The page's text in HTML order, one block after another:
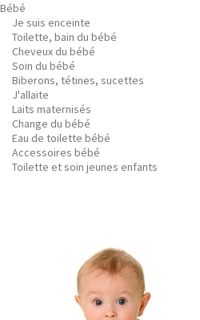
Bébé
Je suis enceinte
Toilette, bain du bébé
Cheveux du bébé
Soin du bébé
Biberons, tétines, sucettes
J'allaite
Laits maternisés
Change du bébé
Eau de toilette bébé
Accessoires bébé
Toilette et soin jeunes enfants